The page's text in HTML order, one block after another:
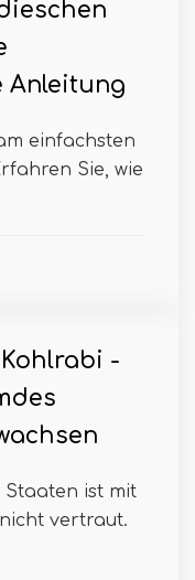
Anleitung
einfachsten
Sie, wie
-
Staaten ist mit
vertraut.